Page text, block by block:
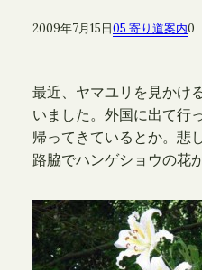
2009年7月15日05 寄り道案内0
最近、ヤマユリを見かけ
いました。外国に出て行
帰ってきているとか。悲
路脇でハンゲショウの花